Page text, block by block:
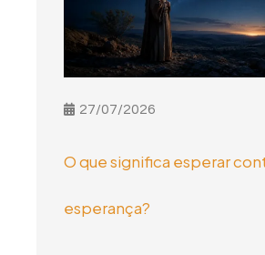
27/07/2026
O que significa esperar
esperança?